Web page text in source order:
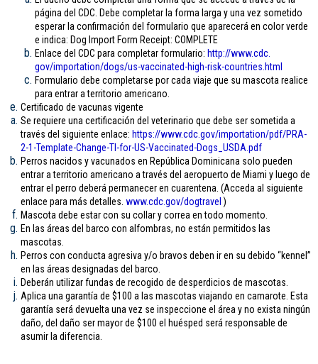
página del CDC. Debe completar la forma larga y una vez sometido
esperar la confirmación del formulario que aparecerá en color verde
e indica: Dog Import Form Receipt: COMPLETE
Enlace del CDC para completar formulario: http://www.cdc.
gov/importation/dogs/us-vaccinated-high-risk-countries.html
Formulario debe completarse por cada viaje que su mascota realice
para entrar a territorio americano.
Certificado de vacunas vigente
Se requiere una certificación del veterinario que debe ser sometida a
través del siguiente enlace: https://www.cdc.gov/importation/pdf/PRA-
2-1-Template-Change-TI-for-US-Vaccinated-Dogs_USDA.pdf
Perros nacidos y vacunados en República Dominicana solo pueden
entrar a territorio americano a través del aeropuerto de Miami y luego de
entrar el perro deberá permanecer en cuarentena. (Acceda al siguiente
enlace para más detalles. www.cdc.gov/dogtravel )
Mascota debe estar con su collar y correa en todo momento.
En las áreas del barco con alfombras, no están permitidos las
mascotas.
Perros con conducta agresiva y/o bravos deben ir en su debido “kennel”
en las áreas designadas del barco.
Deberán utilizar fundas de recogido de desperdicios de mascotas.
Aplica una garantía de $100 a las mascotas viajando en camarote. Esta
garantía será devuelta una vez se inspeccione el área y no exista ningún
daño, del daño ser mayor de $100 el huésped será responsable de
asumir la diferencia.